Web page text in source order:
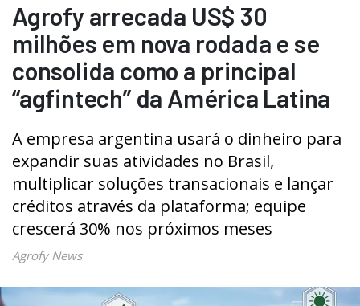
Agrofy arrecada US$ 30
milhões em nova rodada e se
consolida como a principal
“agfintech” da América Latina
A empresa argentina usará o dinheiro para
expandir suas atividades no Brasil,
multiplicar soluções transacionais e lançar
créditos através da plataforma; equipe
crescerá 30% nos próximos meses
Agrofy News